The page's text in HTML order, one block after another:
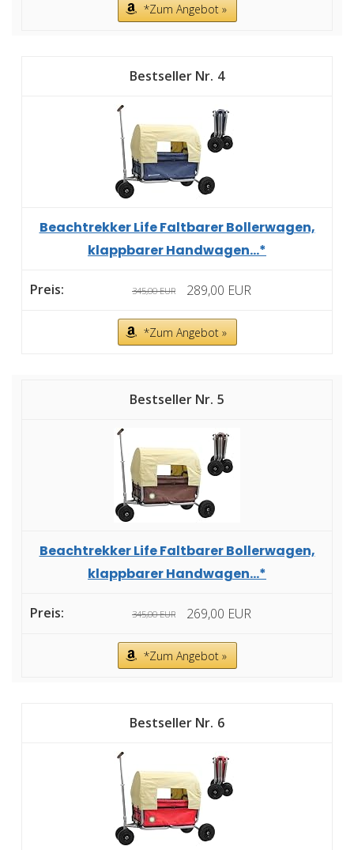
*Zum Angebot »
4
Beachtrekker Life Faltbarer Bollerwagen,
klappbarer Handwagen...*
345,00 EUR 289,00 EUR
*Zum Angebot »
5
Beachtrekker Life Faltbarer Bollerwagen,
klappbarer Handwagen...*
345,00 EUR 269,00 EUR
*Zum Angebot »
6